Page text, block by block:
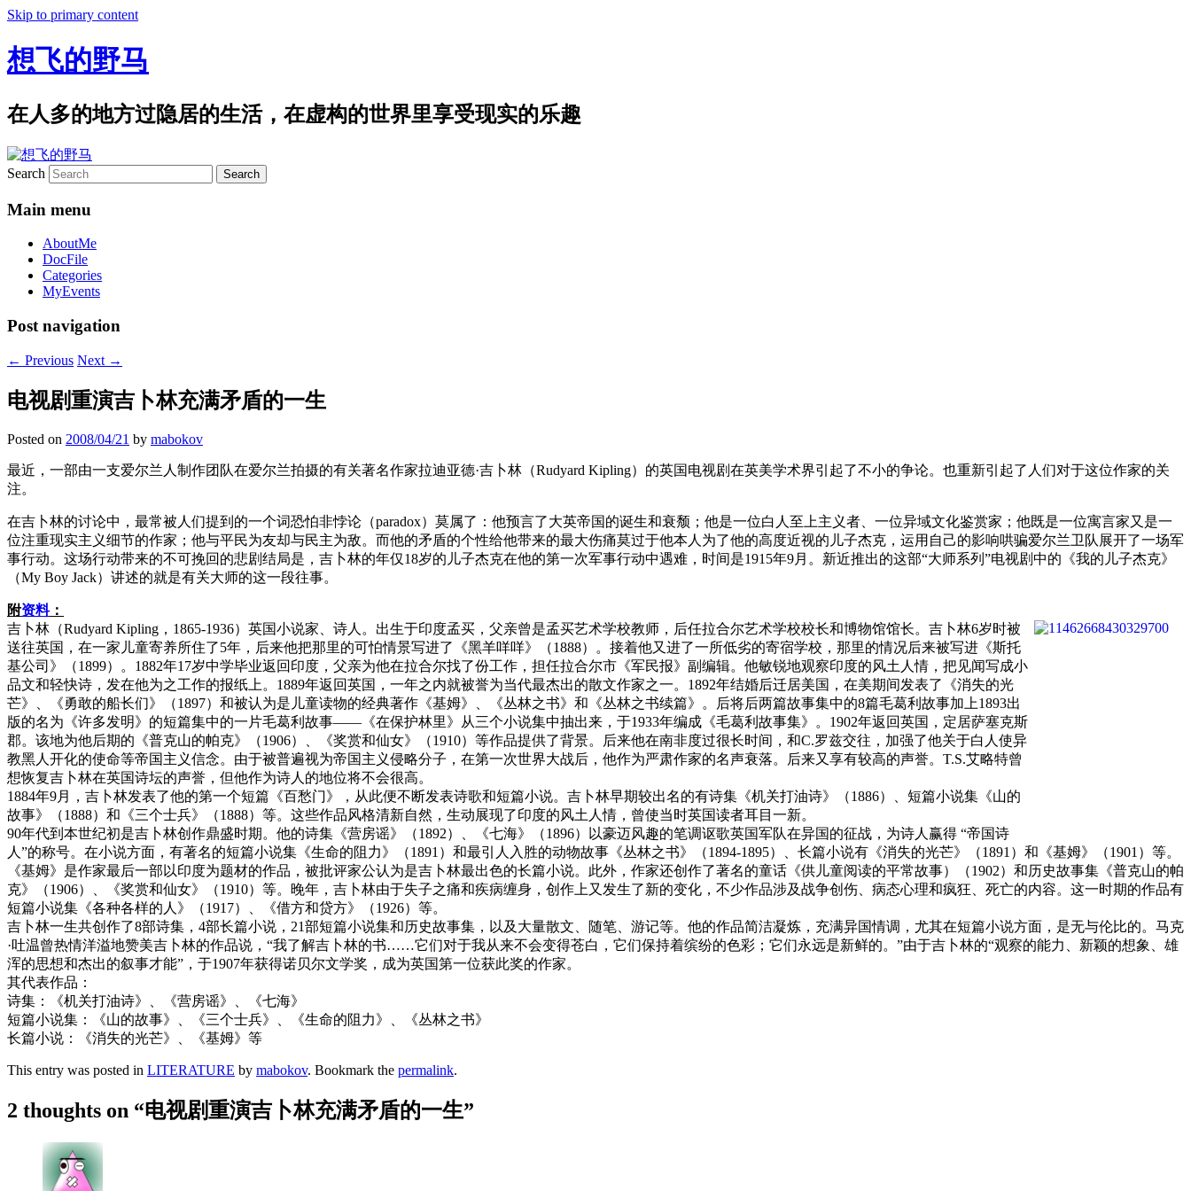
Skip to primary content
想飞的野马
在人多的地方过隐居的生活，在虚构的世界里享受现实的乐趣
Search
Main menu
AboutMe
DocFile
Categories
MyEvents
Post navigation
← Previous Next →
电视剧重演吉卜林充满矛盾的一生
Posted on 2008/04/21 by mabokov
最近，一部由一支爱尔兰人制作团队在爱尔兰拍摄的有关著名作家拉迪亚德·吉卜林（Rudyard Kipling）的英国电视剧在英美学术界引起了不小的争论。也重新引起了人们对于这位作家的关
注。
在吉卜林的讨论中，最常被人们提到的一个词恐怕非悖论（paradox）莫属了：他预言了大英帝国的诞生和衰颓；他是一位白人至上主义者、一位异域文化鉴赏家；他既是一位寓言家又是一
位注重现实主义细节的作家；他与平民为友却与民主为敌。而他的矛盾的个性给他带来的最大伤痛莫过于他本人为了他的高度近视的儿子杰克，运用自己的影响哄骗爱尔兰卫队展开了一场军
事行动。这场行动带来的不可挽回的悲剧结局是，吉卜林的年仅18岁的儿子杰克在他的第一次军事行动中遇难，时间是1915年9月。新近推出的这部“大师系列”电视剧中的《我的儿子杰克》
（My Boy Jack）讲述的就是有关大师的这一段往事。
附资料：
吉卜林（Rudyard Kipling，1865-1936）英国小说家、诗人。出生于印度孟买，父亲曾是孟买艺术学校教师，后任拉合尔艺术学校校长和博物馆馆长。吉卜林6岁时被
送往英国，在一家儿童寄养所住了5年，后来他把那里的可怕情景写进了《黑羊咩咩》（1888）。接着他又进了一所低劣的寄宿学校，那里的情况后来被写进《斯托
基公司》（1899）。1882年17岁中学毕业返回印度，父亲为他在拉合尔找了份工作，担任拉合尔市《军民报》副编辑。他敏锐地观察印度的风土人情，把见闻写成小
品文和轻快诗，发在他为之工作的报纸上。1889年返回英国，一年之内就被誉为当代最杰出的散文作家之一。1892年结婚后迁居美国，在美期间发表了《消失的光
芒》、《勇敢的船长们》（1897）和被认为是儿童读物的经典著作《基姆》、《丛林之书》和《丛林之书续篇》。后将后两篇故事集中的8篇毛葛利故事加上1893出
版的名为《许多发明》的短篇集中的一片毛葛利故事——《在保护林里》从三个小说集中抽出来，于1933年编成《毛葛利故事集》。1902年返回英国，定居萨塞克斯
郡。该地为他后期的《普克山的帕克》（1906）、《奖赏和仙女》（1910）等作品提供了背景。后来他在南非度过很长时间，和C.罗兹交往，加强了他关于白人使异
教黑人开化的使命等帝国主义信念。由于被普遍视为帝国主义侵略分子，在第一次世界大战后，他作为严肃作家的名声衰落。后来又享有较高的声誉。T.S.艾略特曾
想恢复吉卜林在英国诗坛的声誉，但他作为诗人的地位将不会很高。
1884年9月，吉卜林发表了他的第一个短篇《百愁门》，从此便不断发表诗歌和短篇小说。吉卜林早期较出名的有诗集《机关打油诗》（1886）、短篇小说集《山的
故事》（1888）和《三个士兵》（1888）等。这些作品风格清新自然，生动展现了印度的风土人情，曾使当时英国读者耳目一新。
90年代到本世纪初是吉卜林创作鼎盛时期。他的诗集《营房谣》（1892）、《七海》（1896）以豪迈风趣的笔调讴歌英国军队在异国的征战，为诗人赢得 “帝国诗
人”的称号。在小说方面，有著名的短篇小说集《生命的阻力》（1891）和最引人入胜的动物故事《丛林之书》（1894-1895）、长篇小说有《消失的光芒》（1891）和《基姆》（1901）等。
《基姆》是作家最后一部以印度为题材的作品，被批评家公认为是吉卜林最出色的长篇小说。此外，作家还创作了著名的童话《供儿童阅读的平常故事）（1902）和历史故事集《普克山的帕
克》（1906）、《奖赏和仙女》（1910）等。晚年，吉卜林由于失子之痛和疾病缠身，创作上又发生了新的变化，不少作品涉及战争创伤、病态心理和疯狂、死亡的内容。这一时期的作品有
短篇小说集《各种各样的人》（1917）、《借方和贷方》（1926）等。
吉卜林一生共创作了8部诗集，4部长篇小说，21部短篇小说集和历史故事集，以及大量散文、随笔、游记等。他的作品简洁凝炼，充满异国情调，尤其在短篇小说方面，是无与伦比的。马克
·吐温曾热情洋溢地赞美吉卜林的作品说，“我了解吉卜林的书……它们对于我从来不会变得苍白，它们保持着缤纷的色彩；它们永远是新鲜的。”由于吉卜林的“观察的能力、新颖的想象、雄
浑的思想和杰出的叙事才能”，于1907年获得诺贝尔文学奖，成为英国第一位获此奖的作家。
其代表作品：
诗集：《机关打油诗》、《营房谣》、《七海》
短篇小说集：《山的故事》、《三个士兵》、《生命的阻力》、《丛林之书》
长篇小说：《消失的光芒》、《基姆》等
This entry was posted in LITERATURE by mabokov. Bookmark the permalink.
2 thoughts on “电视剧重演吉卜林充满矛盾的一生”